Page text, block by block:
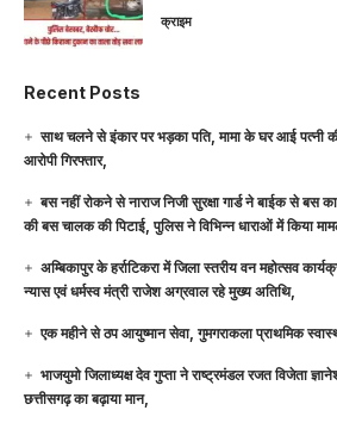
क्राइम
Recent Posts
साथ चलने से इंकार पर भड़का पति, मामा के घर आई पत्नी
आरोपी गिरफ्तार,
बस नहीं रोकने से नाराज निजी सुरक्षा गार्ड ने बाईक से बस
की बस चालक की पिटाई, पुलिस ने विभिन्न धाराओं में किया
अम्बिकापुर के हर्राटिकरा में जिला स्तरीय वन महोत्सव
न्यास एवं धर्मस्व मंत्री राजेश अग्रवाल रहे मुख्य अतिथि,
एक महीने से ठप आयुष्मान सेवा, गुमगराकला प्राथमिक
भाजयुमो जिलाध्यक्ष देव गुप्ता ने राष्ट्रमंडल रजत विजेता
छत्तीसगढ़ का बढ़ाया मान,